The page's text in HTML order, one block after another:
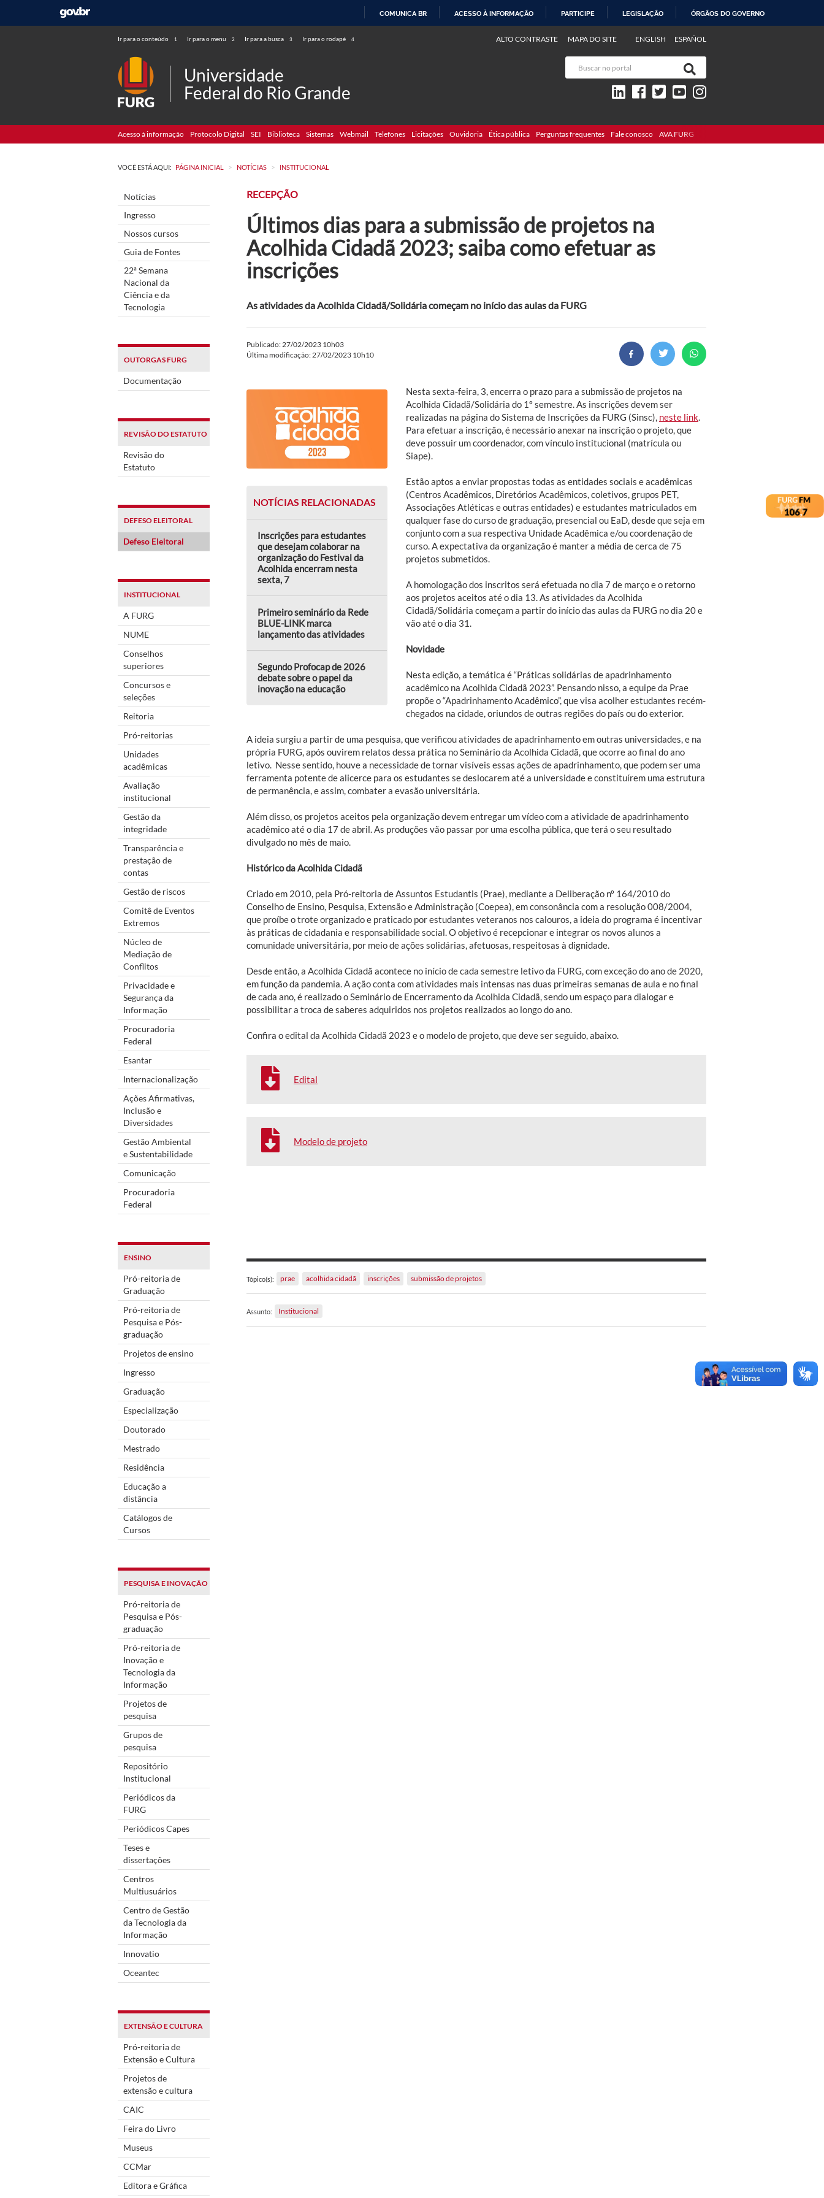
COMUNICA BR ACESSO À INFORMAÇÃO PARTICIPE LEGISLAÇÃO ÓRGÃOS DO GOVERNO
Ir para o conteúdo 1 Ir para o menu 2 Ir para a busca 3 Ir para o rodapé 4 ENGLISH ESPAÑOL
ALTO CONTRASTE MAPA DO SITE
Universidade
Federal do Rio Grande
Acesso à informação Protocolo Digital SEI Biblioteca Sistemas Webmail Telefones Licitações Ouvidoria Ética pública Perguntas frequentes Fale conosco AVA FURG
VOCÊ ESTÁ AQUI: PÁGINA INICIAL > NOTÍCIAS > INSTITUCIONAL
Notícias
Ingresso
Nossos cursos
Guia de Fontes
22ª Semana
Nacional da
Ciência e da
Tecnologia
OUTORGAS FURG
Documentação
REVISÃO DO ESTATUTO
Revisão do
Estatuto
DEFESO ELEITORAL
Defeso Eleitoral
INSTITUCIONAL
A FURG
NUME
Conselhos
superiores
Concursos e
seleções
Reitoria
Pró-reitorias
Unidades
acadêmicas
Avaliação
institucional
Gestão da
integridade
Transparência e
prestação de
contas
Gestão de riscos
Comitê de Eventos
Extremos
Núcleo de
Mediação de
Conflitos
Privacidade e
Segurança da
Informação
Procuradoria
Federal
Esantar
Internacionalização
Ações Afirmativas,
Inclusão e
Diversidades
Gestão Ambiental
e Sustentabilidade
Comunicação
Procuradoria
Federal
ENSINO
Pró-reitoria de
Graduação
Pró-reitoria de
Pesquisa e Pós-
graduação
Projetos de ensino
Ingresso
Graduação
Especialização
Doutorado
Mestrado
Residência
Educação a
distância
Catálogos de
Cursos
PESQUISA E INOVAÇÃO
Pró-reitoria de
Pesquisa e Pós-
graduação
Pró-reitoria de
Inovação e
Tecnologia da
Informação
Projetos de
pesquisa
Grupos de
pesquisa
Repositório
Institucional
Periódicos da
FURG
Periódicos Capes
Teses e
dissertações
Centros
Multiusuários
Centro de Gestão
da Tecnologia da
Informação
Innovatio
Oceantec
EXTENSÃO E CULTURA
Pró-reitoria de
Extensão e Cultura
Projetos de
extensão e cultura
CAIC
Feira do Livro
Museus
CCMar
Editora e Gráfica
RECEPÇÃO
Últimos dias para a submissão de projetos na
Acolhida Cidadã 2023; saiba como efetuar as
inscrições
As atividades da Acolhida Cidadã/Solidária começam no início das aulas da FURG
Publicado: 27/02/2023 10h03
Última modificação: 27/02/2023 10h10
Nesta sexta-feira, 3, encerra o prazo para a submissão de projetos na
Acolhida Cidadã/Solidária do 1º semestre. As inscrições devem ser
realizadas na página do Sistema de Inscrições da FURG (Sinsc), neste link
Para efetuar a inscrição, é necessário anexar na inscrição o projeto, que
deve possuir um coordenador, com vínculo institucional (matrícula ou
Siape).
NOTÍCIAS RELACIONADAS
Inscrições para estudantes
que desejam colaborar na
organização do Festival da
Acolhida encerram nesta
sexta, 7
Primeiro seminário da Rede
BLUE-LINK marca
lançamento das atividades
Segundo Profocap de 2026
debate sobre o papel da
inovação na educação
Estão aptos a enviar propostas todas as entidades sociais e acadêmicas
(Centros Acadêmicos, Diretórios Acadêmicos, coletivos, grupos PET,
Associações Atléticas e outras entidades) e estudantes matriculados em
qualquer fase do curso de graduação, presencial ou EaD, desde que seja em
conjunto com a sua respectiva Unidade Acadêmica e/ou coordenação de
curso. A expectativa da organização é manter a média de cerca de 75
projetos submetidos.
A homologação dos inscritos será efetuada no dia 7 de março e o retorno
aos projetos aceitos até o dia 13. As atividades da Acolhida
Cidadã/Solidária começam a partir do início das aulas da FURG no dia 20 e
vão até o dia 31.
Novidade
Nesta edição, a temática é “Práticas solidárias de apadrinhamento
acadêmico na Acolhida Cidadã 2023”. Pensando nisso, a equipe da Prae
propõe o “Apadrinhamento Acadêmico”, que visa acolher estudantes recém-
chegados na cidade, oriundos de outras regiões do país ou do exterior.
A ideia surgiu a partir de uma pesquisa, que verificou atividades de apadrinhamento em outras universidades, e na
própria FURG, após ouvirem relatos dessa prática no Seminário da Acolhida Cidadã, que ocorre ao final do ano
letivo. Nesse sentido, houve a necessidade de tornar visíveis essas ações de apadrinhamento, que podem ser uma
ferramenta potente de alicerce para os estudantes se deslocarem até a universidade e constituírem uma estrutura
de permanência, e assim, combater a evasão universitária.
Além disso, os projetos aceitos pela organização devem entregar um vídeo com a atividade de apadrinhamento
acadêmico até o dia 17 de abril. As produções vão passar por uma escolha pública, que terá o seu resultado
divulgado no mês de maio.
Histórico da Acolhida Cidadã
Criado em 2010, pela Pró-reitoria de Assuntos Estudantis (Prae), mediante a Deliberação nº 164/2010 do
Conselho de Ensino, Pesquisa, Extensão e Administração (Coepea), em consonância com a resolução 008/2004,
que proíbe o trote organizado e praticado por estudantes veteranos nos calouros, a ideia do programa é incentivar
às práticas de cidadania e responsabilidade social. O objetivo é recepcionar e integrar os novos alunos a
comunidade universitária, por meio de ações solidárias, afetuosas, respeitosas à dignidade.
Desde então, a Acolhida Cidadã acontece no início de cada semestre letivo da FURG, com exceção do ano de 2020,
em função da pandemia. A ação conta com atividades mais intensas nas duas primeiras semanas de aula e no final
de cada ano, é realizado o Seminário de Encerramento da Acolhida Cidadã, sendo um espaço para dialogar e
possibilitar a troca de saberes adquiridos nos projetos realizados ao longo do ano.
Confira o edital da Acolhida Cidadã 2023 e o modelo de projeto, que deve ser seguido, abaixo.
Edital
Modelo de projeto
Tópico(s): prae acolhida cidadã inscrições submissão de projetos
Assunto: Institucional